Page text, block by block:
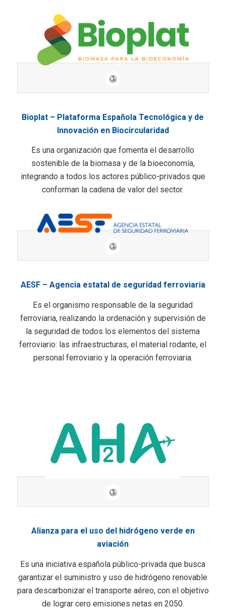
Bioplat – Plataforma Española Tecnológica y de
Innovación en Biocircularidad
Es una organización que fomenta el desarrollo
sostenible de la biomasa y de la bioeconomía,
integrando a todos los actores público-privados que
conforman la cadena de valor del sector.
AESF – Agencia estatal de seguridad ferroviaria
Es el organismo responsable de la seguridad
ferroviaria, realizando la ordenación y supervisión de
la seguridad de todos los elementos del sistema
ferroviario: las infraestructuras, el material rodante, el
personal ferroviario y la operación ferroviaria.
Alianza para el uso del hidrógeno verde en
aviación
Es una iniciativa española público-privada que busca
garantizar el suministro y uso de hidrógeno renovable
para descarbonizar el transporte aéreo, con el objetivo
de lograr cero emisiones netas en 2050.